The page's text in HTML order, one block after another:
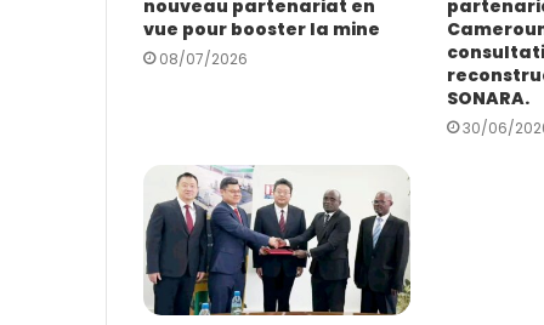
m
a
i
nouveau partenariat en
vue pour booster la mine
08/07/2026
SONARA.
30/06/